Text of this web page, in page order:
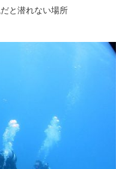
と潜れない場所